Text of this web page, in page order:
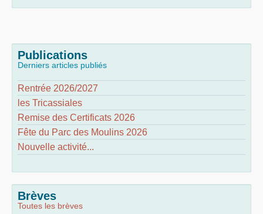
Publications
Derniers articles publiés
Rentrée 2026/2027
les Tricassiales
Remise des Certificats 2026
Fête du Parc des Moulins 2026
Nouvelle activité...
Brèves
Toutes les brèves